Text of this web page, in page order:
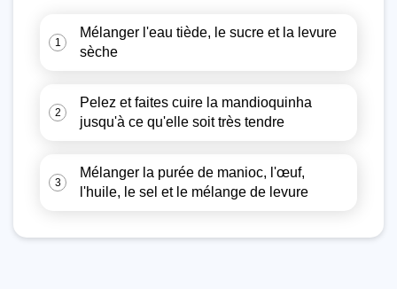
1
Mélanger l'eau tiède, le sucre et la levure
sèche
2
Pelez et faites cuire la mandioquinha
jusqu'à ce qu'elle soit très tendre
3
Mélanger la purée de manioc, l'œuf,
l'huile, le sel et le mélange de levure